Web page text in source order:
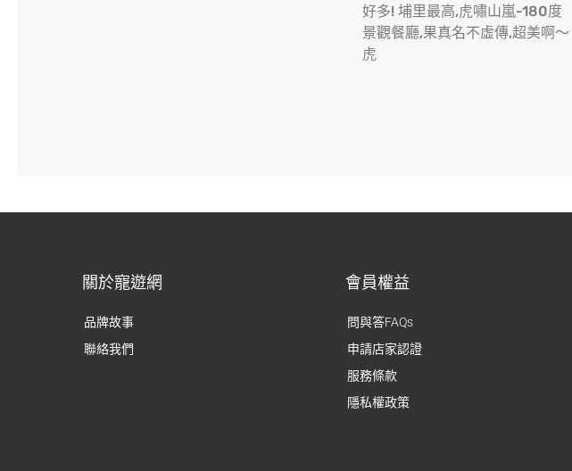
好多! 埔里最高,虎嘯山嵐-180度
景觀餐廳,果真名不虛傳,超美啊〜
虎
關於寵遊網
品牌故事
聯絡我們
會員權益
問與答FAQs
申請店家認證
服務條款
隱私權政策